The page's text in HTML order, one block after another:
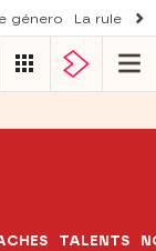
género La ruleta
TALENTS